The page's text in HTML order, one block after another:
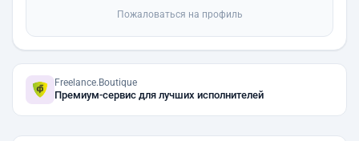
Пожаловаться на профиль
Freelance.Boutique
Премиум-сервис для лучших исполнителей